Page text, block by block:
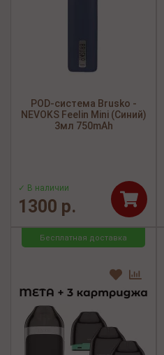
POD-система Brusko -
NEVOKS Feelin Mini (Синий)
3мл 750mAh
✓ В наличии
1300 р.
Бесплатная доставка